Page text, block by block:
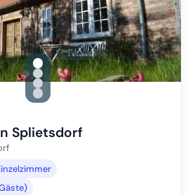
gallery.slide_selector
Zu Slide 1 wechseln
Zu Slide 2 wechseln
Zu Slide 3 wechseln
Zu Slide 4 wechseln
Splietsdorf